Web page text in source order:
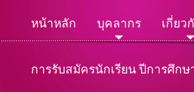
หน้าหลัก บุคลากร เกี่ยว
การรับสมัครนักเรียน ปีการศึกษา